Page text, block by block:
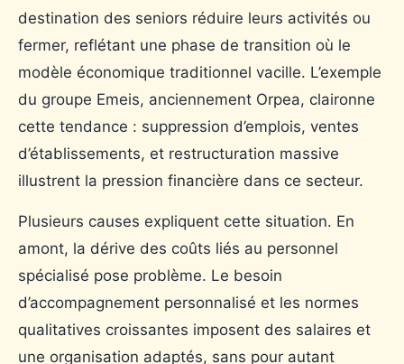
destination des seniors réduire leurs activités ou
fermer, reflétant une phase de transition où le
modèle économique traditionnel vacille. L’exemple
du groupe Emeis, anciennement Orpea, claironne
cette tendance : suppression d’emplois, ventes
d’établissements, et restructuration massive
illustrent la pression financière dans ce secteur.
Plusieurs causes expliquent cette situation. En
amont, la dérive des coûts liés au personnel
spécialisé pose problème. Le besoin
d’accompagnement personnalisé et les normes
qualitatives croissantes imposent des salaires et
une organisation adaptés, sans pour autant